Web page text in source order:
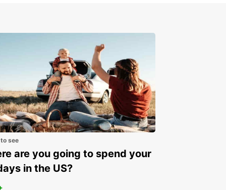
see
are you going to spend your
in the US?